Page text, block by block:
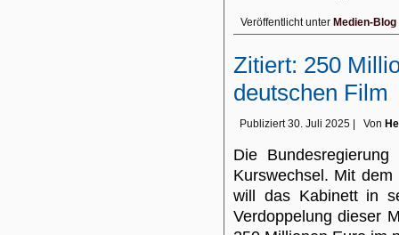
Veröffentlicht unter Medien-Blog
Zitiert: 250
deutschen Film
Publiziert 30. Juli 2025 Von
Die
Kurswechsel. Mit
will das Kabinett in
Verdoppelung dieser